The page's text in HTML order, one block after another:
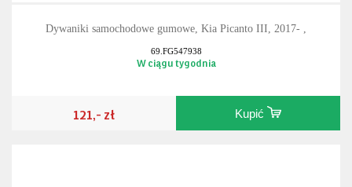
Dywaniki samochodowe gumowe, Kia Picanto III, 2017- ,
69.FG547938
W ciągu tygodnia
121,- zł Kupić